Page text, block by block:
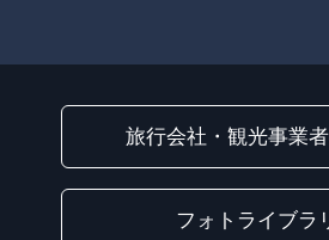
旅行会社・観光事業
フォトライブラ